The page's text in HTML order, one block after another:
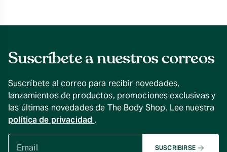
Suscríbete a nuestros correos
Suscríbete al correo para recibir novedades,
lanzamientos de productos, promociones exclusivas y
las últimas novedades de The Body Shop. Lee nuestra
política de privacidad .
SUSCRIBIRSE